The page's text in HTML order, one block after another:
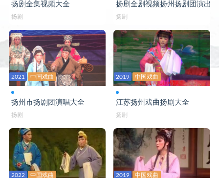
扬剧全集视频大全
扬剧
扬剧全剧视频扬州扬剧团演出
扬剧
2021 中国戏曲
扬州市扬剧团演唱大全
扬剧
2019 中国戏曲
江苏扬州戏曲扬剧大全
扬剧
2022 中国戏曲 2019 中国戏曲